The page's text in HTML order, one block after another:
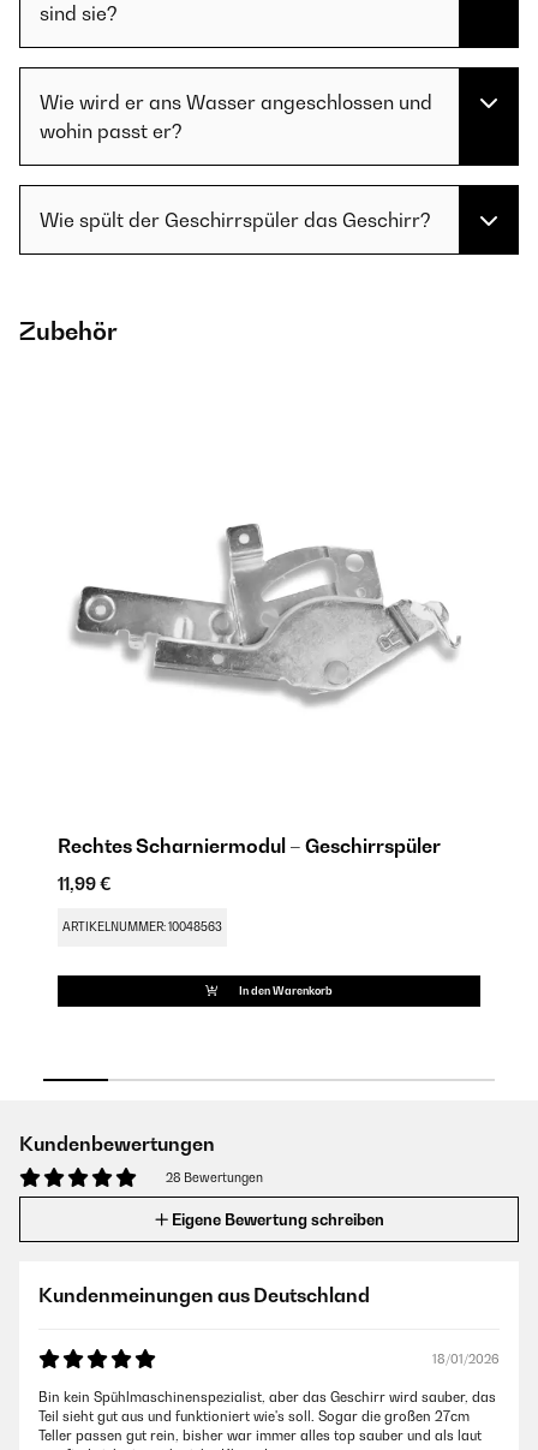
sind sie?
Wie wird er ans Wasser angeschlossen und
wohin passt er?
Wie spült der Geschirrspüler das Geschirr?
Zubehör
Rechtes Scharniermodul – Geschirrspüler
11,99 €
ARTIKELNUMMER: 10048563
In den Warenkorb
Kundenbewertungen
28 Bewertungen
Eigene Bewertung schreiben
Kundenmeinungen aus Deutschland
18/01/2026
Bin kein Spühlmaschinenspezialist, aber das Geschirr wird sauber, das
Teil sieht gut aus und funktioniert wie's soll. Sogar die großen 27cm
Teller passen gut rein, bisher war immer alles top sauber und als laut